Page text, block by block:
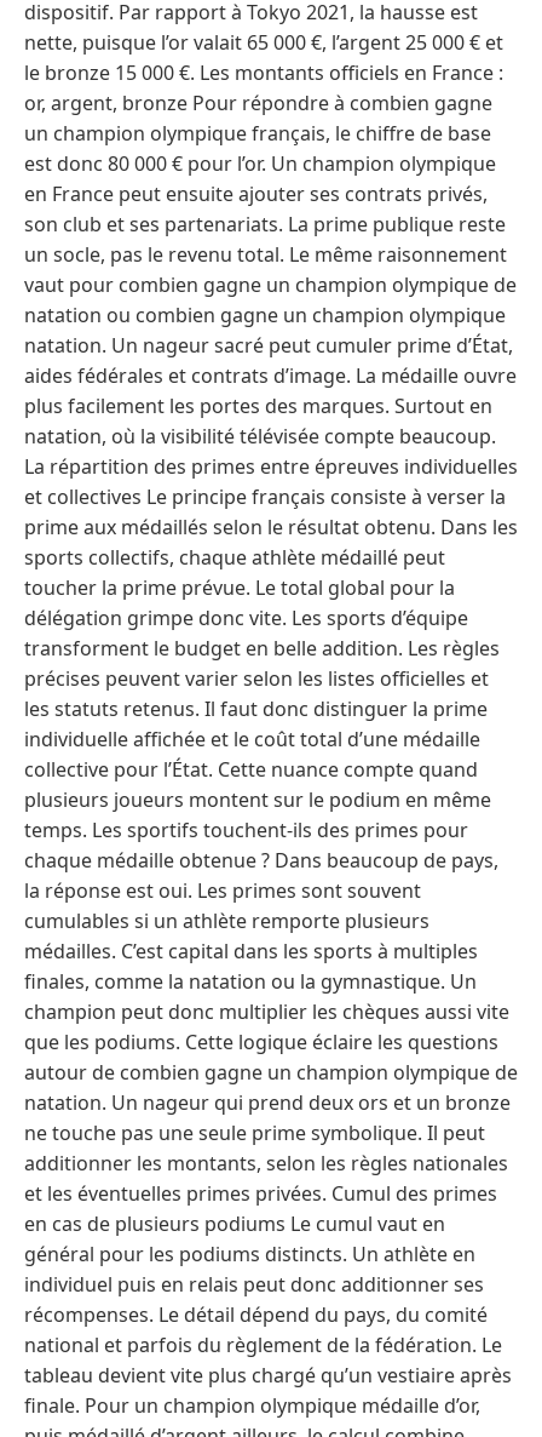
dispositif. Par rapport à Tokyo 2021, la hausse est
nette, puisque l’or valait 65 000 €, l’argent 25 000 € et
le bronze 15 000 €. Les montants officiels en France :
or, argent, bronze Pour répondre à combien gagne
un champion olympique français, le chiffre de base
est donc 80 000 € pour l’or. Un champion olympique
en France peut ensuite ajouter ses contrats privés,
son club et ses partenariats. La prime publique reste
un socle, pas le revenu total. Le même raisonnement
vaut pour combien gagne un champion olympique de
natation ou combien gagne un champion olympique
natation. Un nageur sacré peut cumuler prime d’État,
aides fédérales et contrats d’image. La médaille ouvre
plus facilement les portes des marques. Surtout en
natation, où la visibilité télévisée compte beaucoup.
La répartition des primes entre épreuves individuelles
et collectives Le principe français consiste à verser la
prime aux médaillés selon le résultat obtenu. Dans les
sports collectifs, chaque athlète médaillé peut
toucher la prime prévue. Le total global pour la
délégation grimpe donc vite. Les sports d’équipe
transforment le budget en belle addition. Les règles
précises peuvent varier selon les listes officielles et
les statuts retenus. Il faut donc distinguer la prime
individuelle affichée et le coût total d’une médaille
collective pour l’État. Cette nuance compte quand
plusieurs joueurs montent sur le podium en même
temps. Les sportifs touchent-ils des primes pour
chaque médaille obtenue ? Dans beaucoup de pays,
la réponse est oui. Les primes sont souvent
cumulables si un athlète remporte plusieurs
médailles. C’est capital dans les sports à multiples
finales, comme la natation ou la gymnastique. Un
champion peut donc multiplier les chèques aussi vite
que les podiums. Cette logique éclaire les questions
autour de combien gagne un champion olympique de
natation. Un nageur qui prend deux ors et un bronze
ne touche pas une seule prime symbolique. Il peut
additionner les montants, selon les règles nationales
et les éventuelles primes privées. Cumul des primes
en cas de plusieurs podiums Le cumul vaut en
général pour les podiums distincts. Un athlète en
individuel puis en relais peut donc additionner ses
récompenses. Le détail dépend du pays, du comité
national et parfois du règlement de la fédération. Le
tableau devient vite plus chargé qu’un vestiaire après
finale. Pour un champion olympique médaille d’or,